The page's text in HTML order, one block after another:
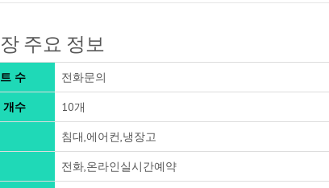
주요 정보
수 전화문의
개수 10개
침대,에어컨,냉장고
전화,온라인실시간예약